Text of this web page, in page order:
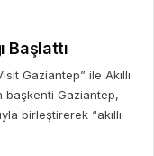
Başlattı
Gaziantep” ile Akıllı
başkenti Gaziantep,
birleştirerek “akıllı